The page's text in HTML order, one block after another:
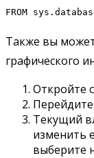
FROM
Также вы
графического
Откройте
Перейдите
Текущий
изменить
выберите